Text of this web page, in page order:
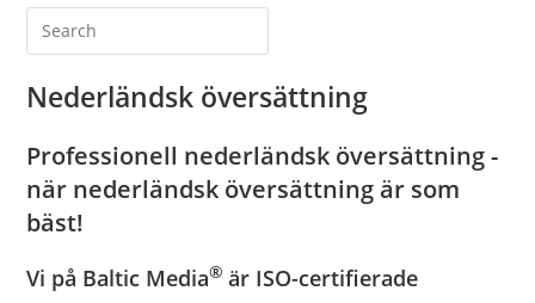
Nederländsk översättning
Professionell nederländsk översättning -
när nederländsk översättning är som
bäst!
Vi på Baltic Media® är ISO-certifierade